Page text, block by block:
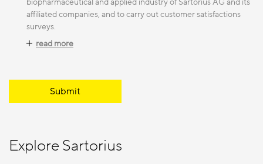
biopharmaceutical and applied industry of Sartorius AG and its
affiliated companies, and to carry out customer satisfactions
surveys.
read more
Submit
Explore Sartorius